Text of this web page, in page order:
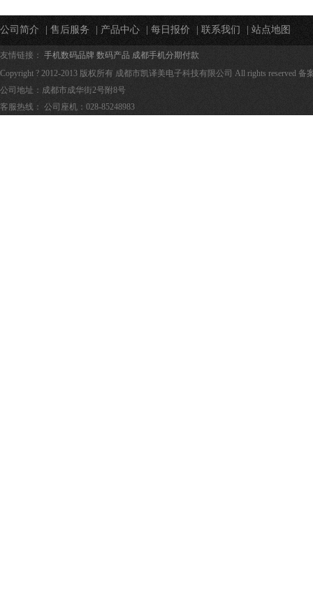
公司简介 售后服务 产品中心 每日报价 联系我们 站点地图
友情链接： 手机数码品牌 数码产品 成都手机分期付款
Copyright ? 2012-2013 版权所有 成都市凯译美电子科技有限公司 All rights reserved 备
公司地址：成都市成华街️2号附️8号
客服热线： 公司座机：028-85248983